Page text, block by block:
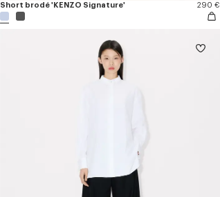
Short brodé 'KENZO Signature' 290 €